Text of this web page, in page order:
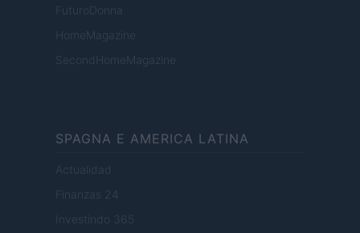
FuturoDonna
HomeMagazine
SecondHomeMagazine
SPAGNA E AMERICA LATINA
Actualidad
Finanzas 24
Investindo 365